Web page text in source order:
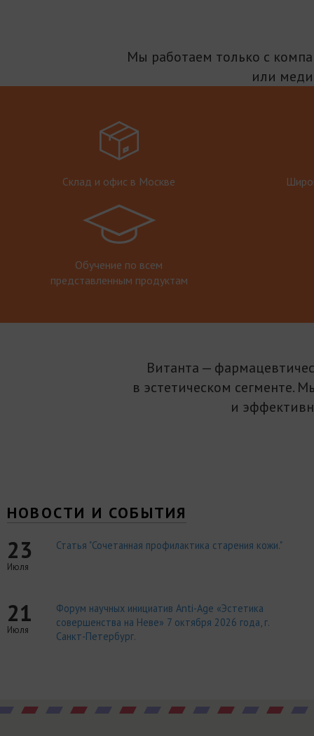
Мы работаем только с
или
Склад и офис в Москве
Обучение по всем
представленным продуктам
Витанта —
в эстетическом сегменте.
и
НОВОСТИ И СОБЫТИЯ
23
Июля
Статья "Сочетанная профилактика старения кожи."
21
Июля
Форум научных инициатив Anti-Age «Эстетика
совершенства на Неве» 7 октября 2026 года, г.
Санкт-Петербург.